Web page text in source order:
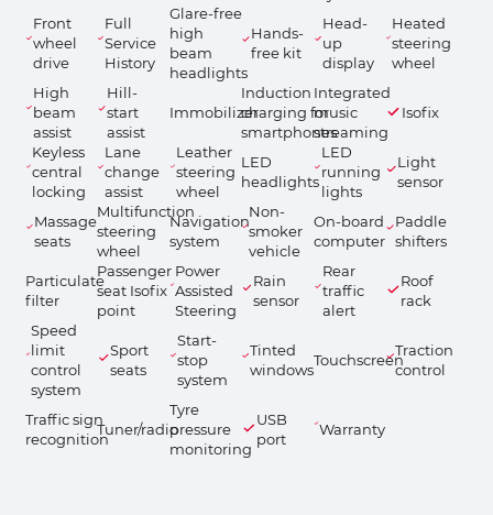
Front
wheel
drive
Full
Service
History
Glare-free
high
beam
headlights
Hands-
free kit
Head-
up
display
Heated
steering
wheel
High
beam
assist
Hill-
start
assist
Immobilizer
Induction
charging for
smartphones
Integrated
music
streaming
Isofix
Keyless
central
locking
Lane
change
assist
Leather
steering
wheel
LED
headlights
LED
running
lights
Light
sensor
Massage
seats
Multifunction
steering
wheel
Navigation
system
Non-
smoker
vehicle
On-board
computer
Paddle
shifters
Particulate
filter
Passenger
seat Isofix
point
Power
Assisted
Steering
Rain
sensor
Rear
traffic
alert
Roof
rack
Speed
limit
control
system
Sport
seats
Start-
stop
system
Tinted
windows
Touchscreen
Traction
control
Traffic sign
recognition
Tuner/radio
Tyre
pressure
monitoring
USB
port
Warranty